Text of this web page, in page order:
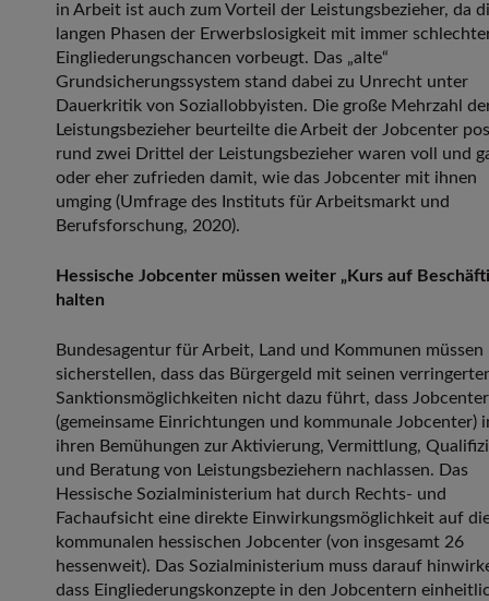
in Arbeit ist auch zum Vorteil der Leistungsbezieher, da
langen Phasen der Erwerbslosigkeit mit immer
Eingliederungschancen vorbeugt. Das „alte“
Grundsicherungssystem stand dabei zu Unrecht unter
Dauerkritik von Soziallobbyisten. Die große Mehrzahl
Leistungsbezieher beurteilte die Arbeit der Jobcenter
rund zwei Drittel der Leistungsbezieher waren voll und
oder eher zufrieden damit, wie das Jobcenter mit ihnen
umging (Umfrage des Instituts für Arbeitsmarkt und
Berufsforschung, 2020).
Hessische Jobcenter müssen weiter „Kurs auf
halten
Bundesagentur für Arbeit, Land und Kommunen müssen
sicherstellen, dass das Bürgergeld mit seinen
Sanktionsmöglichkeiten nicht dazu führt, dass Jobcenter
(gemeinsame Einrichtungen und kommunale Jobcenter)
ihren Bemühungen zur Aktivierung, Vermittlung,
und Beratung von Leistungsbeziehern nachlassen. Das
Hessische Sozialministerium hat durch Rechts- und
Fachaufsicht eine direkte Einwirkungsmöglichkeit auf
kommunalen hessischen Jobcenter (von insgesamt 26
hessenweit). Das Sozialministerium muss darauf
dass Eingliederungskonzepte in den Jobcentern